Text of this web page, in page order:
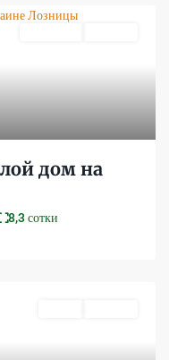
дом на
8,3 сотки